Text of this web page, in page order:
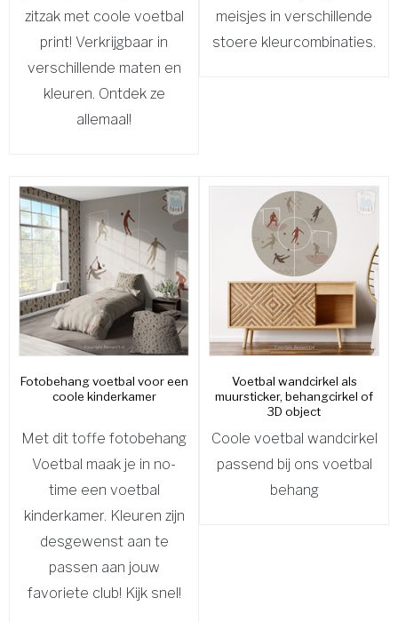
zitzak met coole voetbal
print! Verkrijgbaar in
verschillende maten en
kleuren. Ontdek ze
allemaal!
meisjes in verschillende
stoere kleurcombinaties.
Fotobehang voetbal voor een
coole kinderkamer
Met dit toffe fotobehang
Voetbal maak je in no-
time een voetbal
kinderkamer. Kleuren zijn
desgewenst aan te
passen aan jouw
favoriete club! Kijk snel!
Voetbal wandcirkel als
muursticker, behangcirkel of
3D object
Coole voetbal wandcirkel
passend bij ons voetbal
behang